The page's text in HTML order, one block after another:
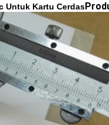
Untuk Kartu Cerdas